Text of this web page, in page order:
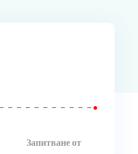
Запитване от